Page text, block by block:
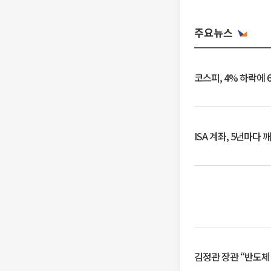
주요뉴스
코스피, 4% 하락에
ISA 계좌, 5년마다
김정관 장관 “반도